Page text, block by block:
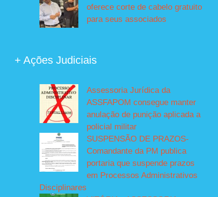
oferece corte de cabelo gratuito
para seus associados
+ Ações Judiciais
Assessoria Jurídica da
ASSFAPOM consegue manter
anulação de punição aplicada a
policial militar
SUSPENSÃO DE PRAZOS-
Comandante da PM publica
portaria que suspende prazos
em Processos Administrativos
Disciplinares